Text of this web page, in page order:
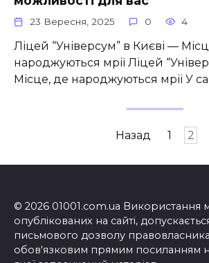
23 Вересня, 2025 0 4
Ліцей “Універсум” в Києві —
народжуються мрії Ліцей
Місце, де народжуються мрії У
Назад 1 2
© 2026 01001.com.ua Використання
опублікованих на сайті,
письмового дозволу правовласника
обов'язковим прямим посиланням